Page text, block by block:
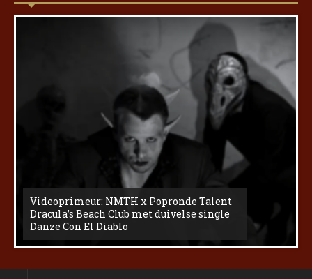
Videoprimeur: NMTH x Popronde Talent
Dracula’s Beach Club met duivelse single
Danze Con El Diablo